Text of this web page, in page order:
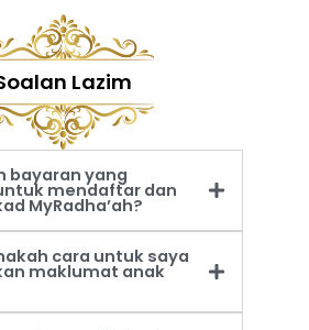
Lazim
bayaran yang
mendaftar dan
MyRadha’ah?
cara untuk saya
maklumat anak